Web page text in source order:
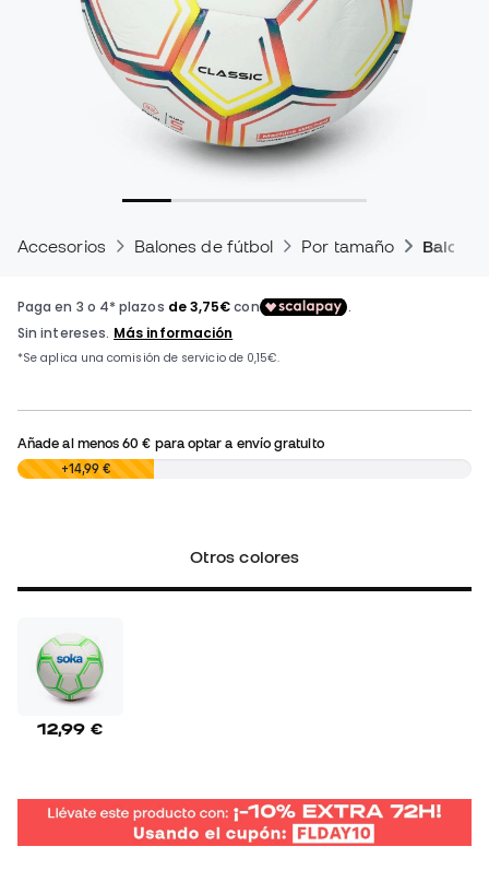
Accesorios Balones de fútbol Por tamaño
Añade al menos60 € para optar a envío gratuito
0,00 € +14,99 €
Otros colores
12,99 €